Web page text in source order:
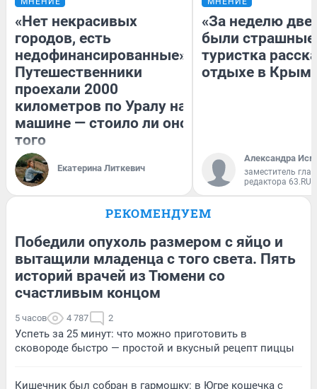
«Нет некрасивых
городов, есть
недофинансированные».
Путешественники
проехали 2000
километров по Уралу на
машине — стоило ли оно
того
Екатерина Литкевич
«За неделю две
были
туристка
отдыхе в
Александра
заместитель
редактора 63.RU
РЕКОМЕНДУЕМ
Победили опухоль размером с яйцо и
вытащили младенца с того света. Пять
историй врачей из Тюмени со
счастливым концом
5 часов 4 787 2
Успеть за 25 минут: что можно приготовить в
сковороде быстро — простой и вкусный рецепт пиццы
Кишечник был собран в гармошку: в Югре кошечка с